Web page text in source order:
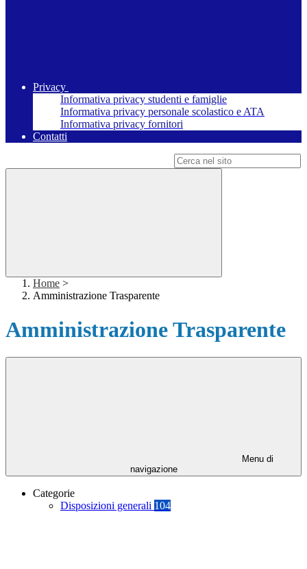
Privacy
Informativa privacy studenti e famiglie
Informativa privacy personale scolastico e ATA
Informativa privacy fornitori
Contatti
Home >
Amministrazione Trasparente
Amministrazione Trasparente
Menu di
navigazione
Categorie
Disposizioni generali 104